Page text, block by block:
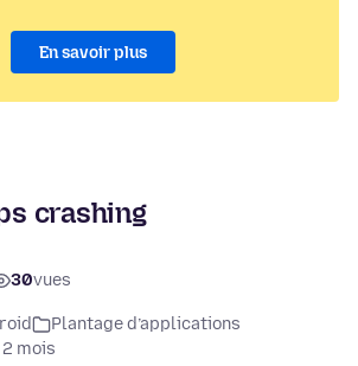
En savoir plus
crashing
30vues
Plantage d’applications
mois